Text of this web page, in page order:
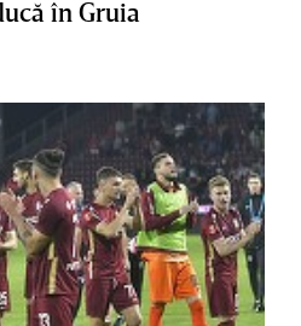
în Gruia